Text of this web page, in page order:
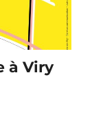
à Viry